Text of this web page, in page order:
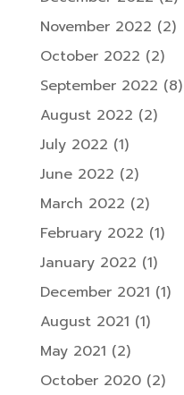
November 2022 (2)
October 2022 (2)
September 2022 (8)
August 2022 (2)
July 2022 (1)
June 2022 (2)
March 2022 (2)
February 2022 (1)
January 2022 (1)
December 2021 (1)
August 2021 (1)
May 2021 (2)
October 2020(2)